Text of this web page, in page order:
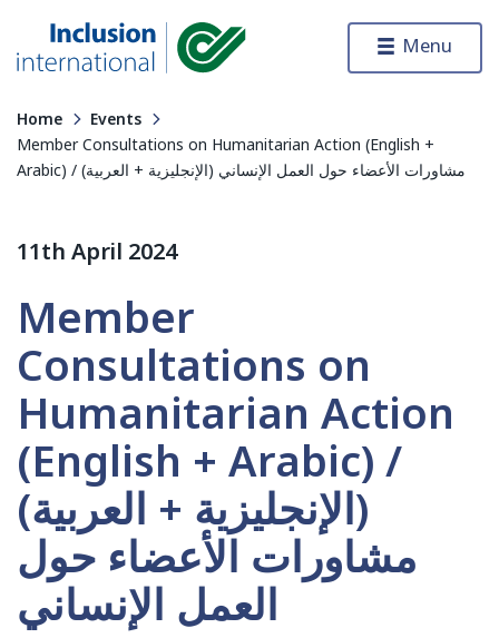
Menu
Home
Events
Member Consultations on Humanitarian Action (English +
Arabic) / (الإنجليزية + العربية) مشاورات الأعضاء حول العمل الإنساني
11th April 2024
Member
Consultations on
Humanitarian Action
(English + Arabic) /
(الإنجليزية + العربية)
مشاورات الأعضاء حول
العمل الإنساني